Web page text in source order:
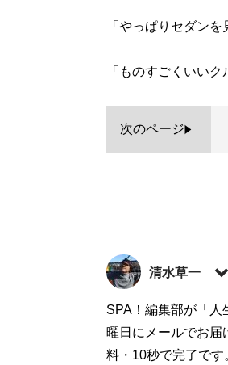
「やっぱりセダン
「ものすごくいいク
次のページ
清水草一
1962年東京生まれ
するお笑いフェラー
リストとしても活動中
SPA！編集部が「人
曜日にメールでお
料・10秒で完了です